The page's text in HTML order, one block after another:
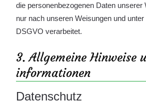
die personenbezogenen Daten unserer
nur nach unseren Weisungen und
DSGVO verarbeitet.
3. Allgemeine
informationen
Datenschutz